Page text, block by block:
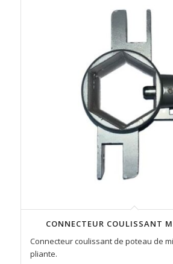
CONNECTEUR COULISSANT
Connecteur coulissant de poteau de
pliante.